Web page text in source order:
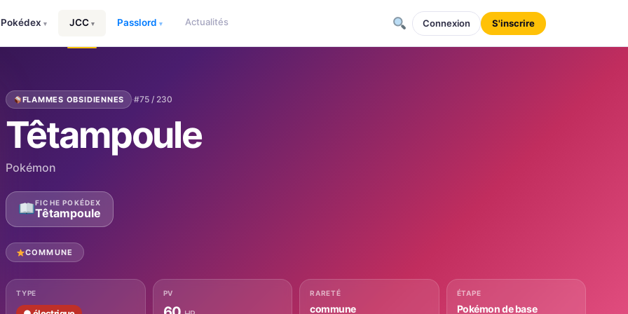
Pokédex ▾ JCC ▾ Passlord ▾ Actualités Connexion S'inscrire
FLAMMES OBSIDIENNES ·#75 / 230
Têtampoule
Pokémon
FICHE POKÉDEX
Têtampoule
COMMUNE
TYPE PV RARETÉ
commune
ÉTAPE
Pokémon de base